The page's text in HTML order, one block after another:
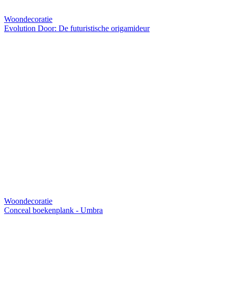
Woondecoratie
Evolution Door: De futuristische origamideur
Woondecoratie
Conceal boekenplank - Umbra